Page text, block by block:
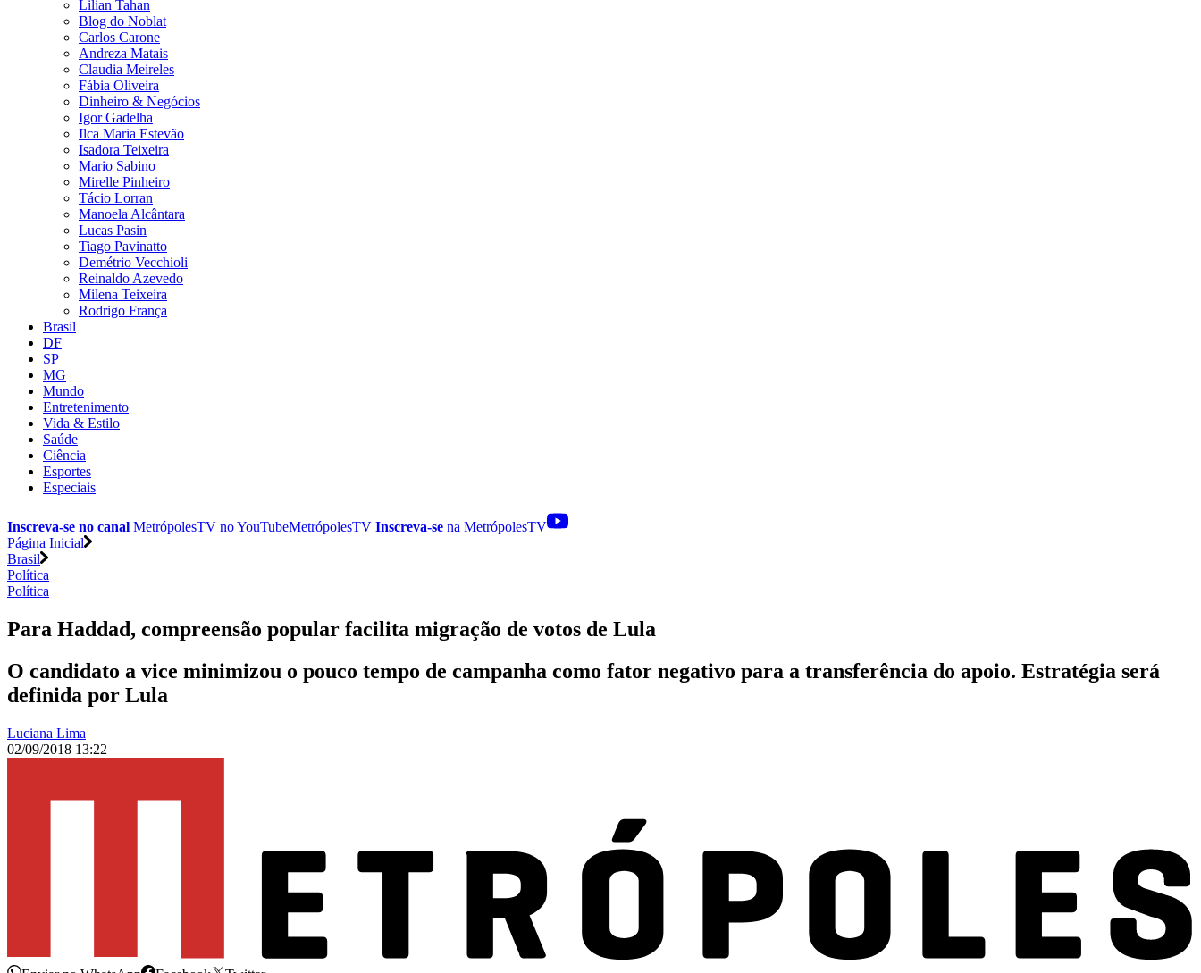
Lilian Tahan
Blog do Noblat
Carlos Carone
Andreza Matais
Claudia Meireles
Fábia Oliveira
Dinheiro & Negócios
Igor Gadelha
Ilca Maria Estevão
Isadora Teixeira
Mario Sabino
Mirelle Pinheiro
Tácio Lorran
Manoela Alcântara
Lucas Pasin
Tiago Pavinatto
Demétrio Vecchioli
Reinaldo Azevedo
Milena Teixeira
Rodrigo França
Brasil
DF
SP
MG
Mundo
Entretenimento
Vida & Estilo
Saúde
Ciência
Esportes
Especiais
Inscreva-se no canal MetrópolesTV noYouTubeMetrópolesTV Inscreva-se na MetrópolesTV
Página Inicial
Brasil
Política
Política
Para Haddad, compreensão popular facilita migração de votos de Lula
O candidato a vice minimizou o pouco tempo de campanha como fator negativo para a transferência do apoio. Estratégia será
definida por Lula
Luciana Lima
02/09/2018 13:22